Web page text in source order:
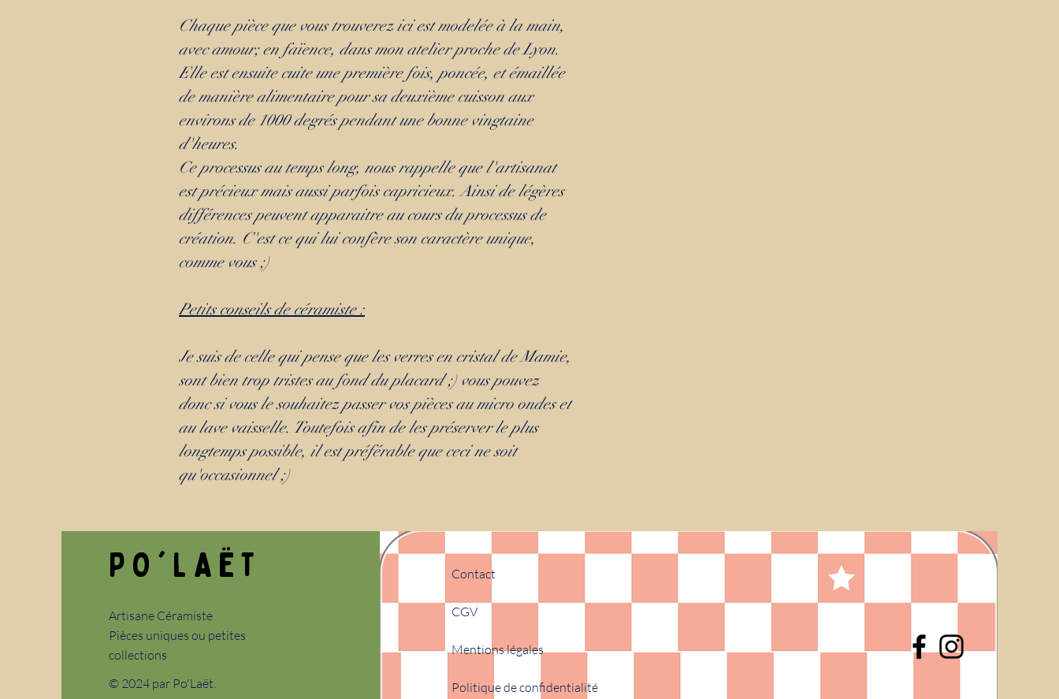
Chaque pièce que vous trouverez ici est modelée à la main,
avec amour; en faïence, dans mon atelier proche de Lyon.
Elle est ensuite cuite une première fois, poncée, et émaillée
de manière alimentaire pour sa deuxième cuisson aux
environs de 1000 degrés pendant une bonne vingtaine
d'heures.
Ce processus au temps long, nous rappelle que l'artisanat
est précieux mais aussi parfois capricieux. Ainsi de légères
différences peuvent apparaitre au cours du processus de
création. C'est ce qui lui confère son caractère unique,
comme vous ;)
Petits conseils de céramiste :
Je suis de celle qui pense que les verres en cristal de Mamie,
sont bien trop tristes au fond du placard ;) vous pouvez
donc si vous le souhaitez passer vos pièces au micro ondes et
au lave vaisselle. Toutefois afin de les préserver le plus
longtemps possible, il est préférable que ceci ne soit
qu'occasionnel ;)
PO'LAËT
Artisane Céramiste
Pièces uniques ou petites
collections
© 2024 par Po'Laët.
Contact
CGV
Mentions légales
Politique de confidentialité​